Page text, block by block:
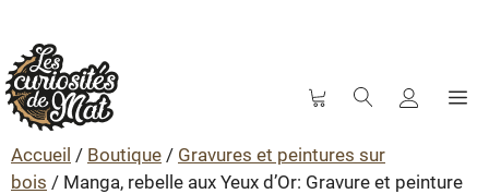
Aller
au
contenu
Accueil / Boutique / Gravures et peintures sur
bois / Manga, rebelle aux Yeux d’Or: Gravure et peinture